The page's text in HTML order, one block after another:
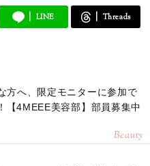
LINE Threads
方へ、限定モニターに参加で
【4MEEE美容部】部員募集中
Beauty